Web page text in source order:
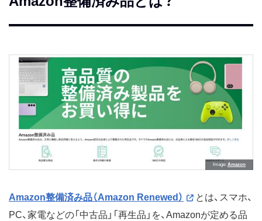
Image Amazon
Amazon整備済み品（Amazon Renewed）
とは、スマホ、
PC、家電などの「中古品」「再生品」を、Amazonが定める品